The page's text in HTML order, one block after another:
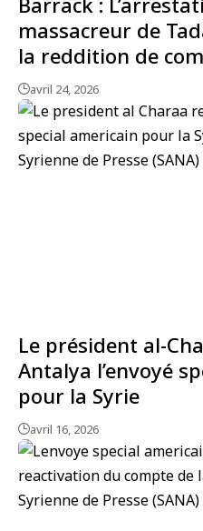
massacreur de
la reddition de
avril 24, 2026
Le président al-
Antalya l’envoyé
pour la Syrie
avril 16, 2026